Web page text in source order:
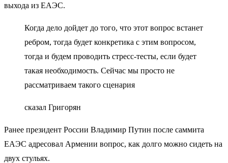
выхода из ЕАЭС.
Когда дело дойдет до того, что этот вопрос встанет
ребром, тогда будет конкретика с этим вопросом,
тогда и будем проводить стресс-тесты, если будет
такая необходимость. Сейчас мы просто не
рассматриваем такого сценария
сказал Григорян
Ранее президент России Владимир Путин после саммита
ЕАЭС адресовал Армении вопрос, как долго можно сидеть на
двух стульях.